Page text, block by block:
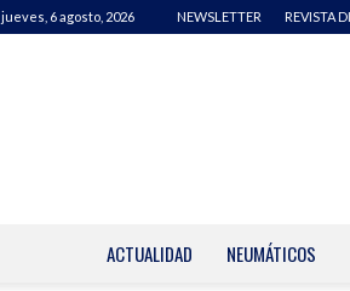
jueves, 6 agosto, 2026 NEWSLETTER REVISTA
ACTUALIDAD NEUMÁTICOS